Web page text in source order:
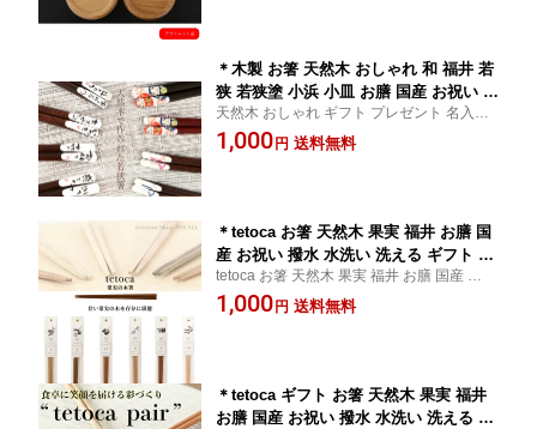
＊木製 お箸 天然木 おしゃれ 和 福井 若
狭 若狭塗 小浜 小皿 お膳 国産 お祝い 撥
水 水洗い 洗える ギフト プレゼント Wo
ody 野中木工所 国産 ウッディ セット
天然木 おしゃれ ギフト プレゼント 名入れ
オシャレ 送料無料 木製 お箸 天然木 おしゃ
れ 和 小皿 お膳 国産 お祝い 撥水 水洗い プ
1,000 円 送料無料
＊tetoca お箸 天然木 果実 福井 お膳 国
産 お祝い 撥水 水洗い 洗える ギフト プ
レゼント Woody 国産 ウッディ セット
蜜蝋 hasi
tetoca お箸 天然木 果実 福井 お膳 国産 お祝
い 撥水 水洗い 洗える ギフト プレゼント W
oody 国産 ウッディ セット 蜜蝋 hasi
1,000 円 送料無料
＊tetoca ギフト お箸 天然木 果実 福井
お膳 国産 お祝い 撥水 水洗い 洗える ギ